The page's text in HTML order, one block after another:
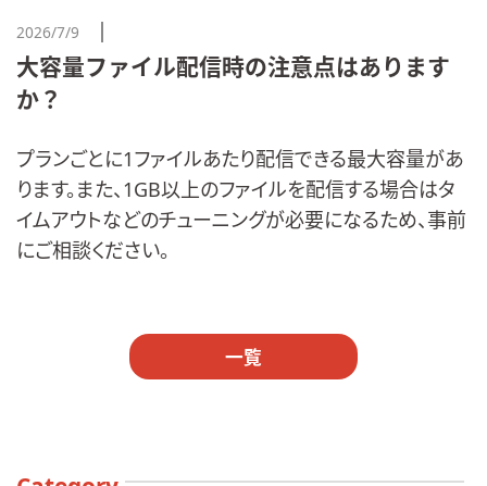
2026/7/9
大容量ファイル配信時の注意点はあります
か？
プランごとに1ファイルあたり配信できる最大容量があ
ります。また、1GB以上のファイルを配信する場合はタ
イムアウトなどのチューニングが必要になるため、事前
にご相談ください。
一覧